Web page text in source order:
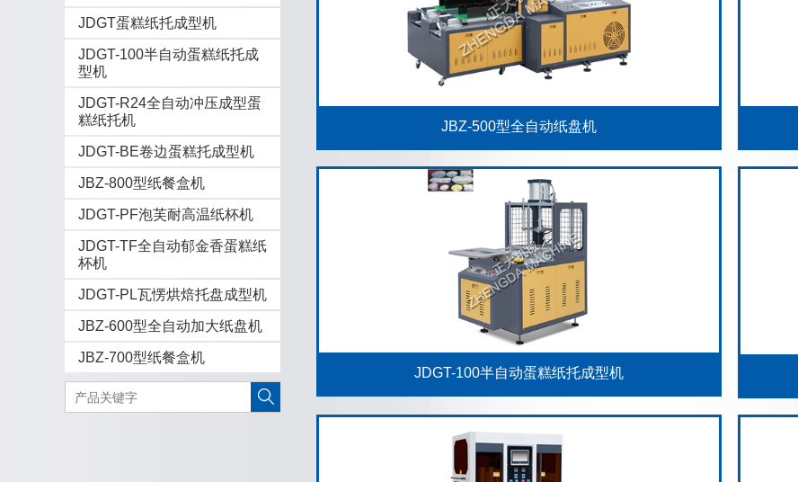
JDGT蛋糕纸托成型机
JDGT-100半自动蛋糕纸托成
型机
JDGT-R24全自动冲压成型蛋
糕纸托机
JDGT-BE卷边蛋糕托成型机
JBZ-800型纸餐盒机
JDGT-PF泡芙耐高温纸杯机
JDGT-TF全自动郁金香蛋糕纸
杯机
JDGT-PL瓦愣烘焙托盘成型机
JBZ-600型全自动加大纸盘机
JBZ-700型纸餐盒机
JBZ-500型全自动纸盘机
JDGT-100半自动蛋糕纸托成型机